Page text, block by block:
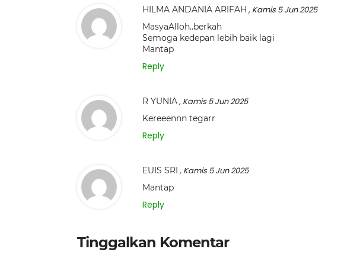
HILMA ANDANIA ARIFAH , Kamis 5 Jun 2025
MasyaAlloh..berkah
Semoga kedepan lebih baik lagi
Mantap
Reply
R YUNIA, Kamis 5 Jun 2025
Kereeennn tegarr
Reply
EUIS SRI , Kamis 5 Jun 2025
Mantap
Reply
Tinggalkan Komentar